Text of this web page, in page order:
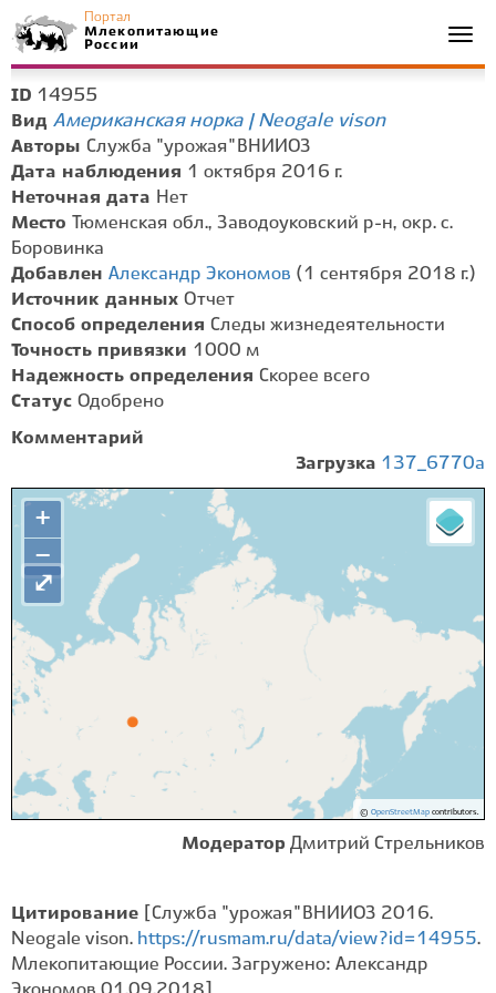
Портал
Млекопитающие
России
ID 14955
Вид Американская норка | Neogale vison
Авторы Служба "урожая" ВНИИОЗ
Дата наблюдения 1 октября 2016 г.
Неточная дата Нет
Место
Тюменская обл., Заводоуковский р-н, окр. с.
Боровинка
Добавлен Александр Экономов (1 сентября 2018 г.)
Источник данных Отчет
Способ определения Следы жизнедеятельности
Точность привязки 1000 м
Надежность определения Скорее всего
Статус Одобрено
Комментарий
Загрузка 137_6770a
+
−
© OpenStreetMapcontributors.
⤢
Модератор Дмитрий Стрельников
Цитирование
[Служба "урожая" ВНИИОЗ 2016.
Neogale vison. https://rusmam.ru/data/view?id=14955.
Млекопитающие России. Загружено: Александр